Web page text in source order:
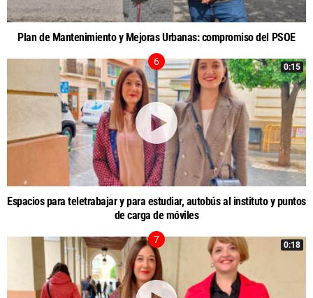
Plan de Mantenimiento y Mejoras Urbanas: compromiso del PSOE
0:15
Espacios para teletrabajar y para estudiar, autobús al instituto y puntos
de carga de móviles
0:18